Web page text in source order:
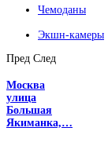
Чемоданы
Экшн-камеры
Пред След
Москва
улица
Большая
Якиманка,…